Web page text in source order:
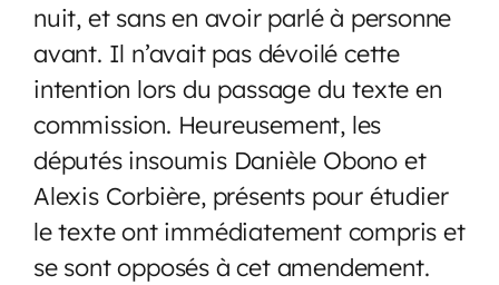
nuit, et sans en avoir parlé à personne
avant. Il n’avait pas dévoilé cette
intention lors du passage du texte en
commission. Heureusement, les
députés insoumis Danièle Obono et
Alexis Corbière, présents pour étudier
le texte ont immédiatement compris et
se sont opposés à cet amendement.